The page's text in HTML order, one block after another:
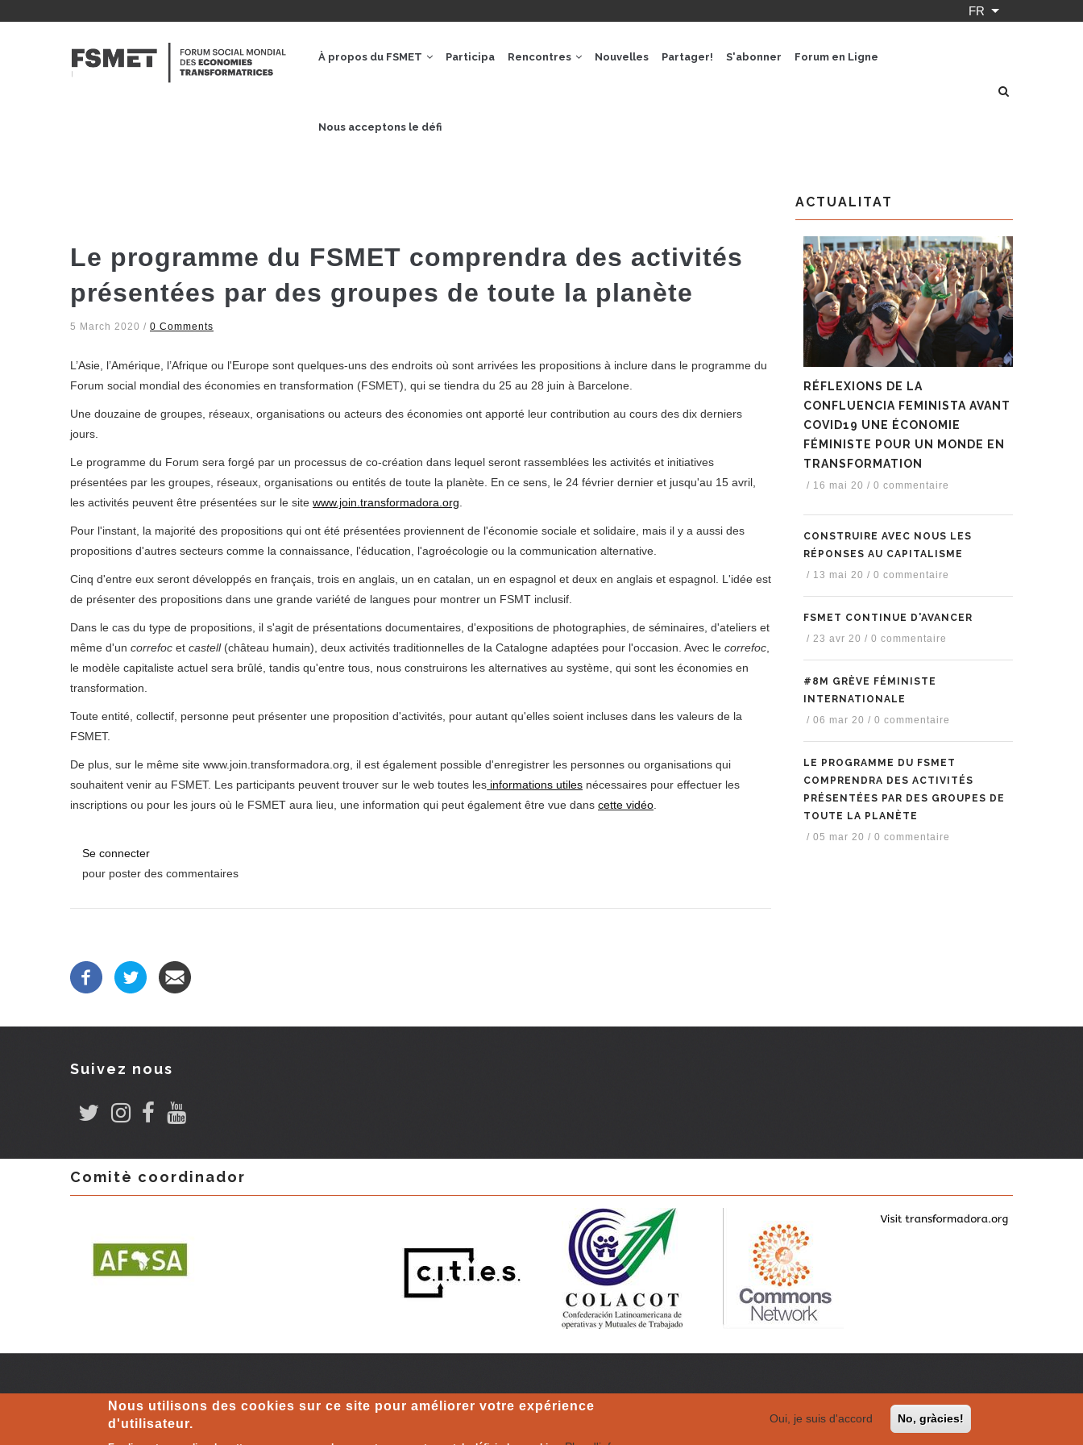
FR Lister les
PRINCIPAL
À propos du FSMET Participa Rencontres Nouvelles Partager! S'abonner Forum en Ligne
Nous acceptons le défi
Le programme du FSMET comprendra des activités
présentées par des groupes de toute la planète
5 March 2020 / 0 Comments
L’Asie, l’Amérique, l’Afrique ou l'Europe sont quelques-uns des endroits où sont arrivées les propositions à inclure dans le programme du
Forum social mondial des économies en transformation (FSMET), qui se tiendra du 25 au 28 juin à Barcelone.
Une douzaine de groupes, réseaux, organisations ou acteurs des économies ont apporté leur contribution au cours des dix derniers
jours.
Le programme du Forum sera forgé par un processus de co-création dans lequel seront rassemblées les activités et initiatives
présentées par les groupes, réseaux, organisations ou entités de toute la planète. En ce sens, le 24 février dernier et jusqu'au 15 avril,
les activités peuvent être présentées sur le site www.join.transformadora.org
Pour l'instant, la majorité des propositions qui ont été présentées proviennent de l'économie sociale et solidaire, mais il y a aussi des
propositions d'autres secteurs comme la connaissance, l'éducation, l'agroécologie ou la communication alternative.
Cinq d'entre eux seront développés en français, trois en anglais, un en catalan, un en espagnol et deux en anglais et espagnol. L'idée est
de présenter des propositions dans une grande variété de langues pour montrer un FSMT inclusif.
Dans le cas du type de propositions, il s'agit de présentations documentaires, d'expositions de photographies, de séminaires, d'ateliers et
même d'un correfoc et castell(château humain), deux activités traditionnelles de la Catalogne adaptées pour l'occasion. Avec le correfoc
le modèle capitaliste actuel sera brûlé, tandis qu'entre tous, nous construirons les alternatives au système, qui sont les économies en
transformation.
Toute entité, collectif, personne peut présenter une proposition d'activités, pour autant qu'elles soient incluses dans les valeurs de la
FSMET.
De plus, sur le même site www.join.transformadora.org, il est également possible d'enregistrer les personnes ou organisations qui
souhaitent venir au FSMET. Les participants peuvent trouver sur le web toutes les informations utiles nécessaires pour effectuer les
inscriptions ou pour les jours où le FSMET aura lieu, une information qui peut également être vue dans cette vidéo
Se connecter
pour poster des commentaires
ACTUALITAT
RÉFLEXIONS DE LA
CONFLUENCIA FEMINISTA AVANT
COVID19 UNE ÉCONOMIE
FÉMINISTE POUR UN MONDE EN
TRANSFORMATION
/ 16 mai 20 / 0 commentaire
CONSTRUIRE AVEC NOUS LES
RÉPONSES AU CAPITALISME
/ 13 mai 20 / 0 commentaire
FSMET CONTINUE D'AVANCER
/ 23 avr 20 / 0 commentaire
#8M GRÈVE FÉMINISTE
INTERNATIONALE
/ 06 mar 20 / 0 commentaire
LE PROGRAMME DU FSMET
COMPRENDRA DES ACTIVITÉS
PRÉSENTÉES PAR DES GROUPES DE
TOUTE LA PLANÈTE
/ 05 mar 20 / 0 commentaire
Suivez nous
Comitè coordinador
MENTIONS LÉGALES-Politique de cookie|L'autre monde qui existe déjà!
Nous utilisons des cookies sur ce site pour améliorer votre expérience
d'utilisateur.
Oui, je suis d'accord No, gràcies!